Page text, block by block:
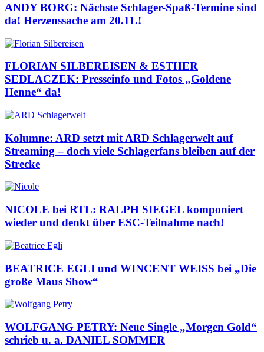
ANDY BORG: Nächste Schlager-Spaß-Termine sind
da! Herzenssache am 20.11.!
FLORIAN SILBEREISEN & ESTHER
SEDLACZEK: Presseinfo und Fotos „Goldene
Henne“ da!
Kolumne: ARD setzt mit ARD Schlagerwelt auf
Streaming – doch viele Schlagerfans bleiben auf der
Strecke
NICOLE bei RTL: RALPH SIEGEL komponiert
wieder und denkt über ESC-Teilnahme nach!
BEATRICE EGLI und WINCENT WEISS bei „Die
große Maus Show“
WOLFGANG PETRY: Neue Single „Morgen Gold“
schrieb u. a. DANIEL SOMMER